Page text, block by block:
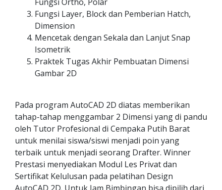
Fungsi Layer, Block dan Pemberian Hatch,
Dimension
Mencetak dengan Sekala dan Lanjut Snap
Isometrik
Praktek Tugas Akhir Pembuatan Dimensi
Gambar 2D
Pada program AutoCAD 2D diatas memberikan
tahap-tahap menggambar 2 Dimensi yang di pandu
oleh Tutor Profesional di Cempaka Putih Barat
untuk menilai siswa/siswi menjadi poin yang
terbaik untuk menjadi seorang Drafter. Winner
Prestasi menyediakan Modul Les Privat dan
Sertifikat Kelulusan pada pelatihan Design